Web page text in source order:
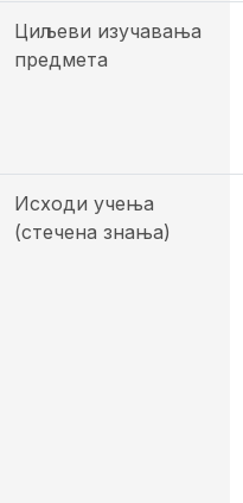
Циљеви изучавања
предмета
Исходи учења
(стечена знања)